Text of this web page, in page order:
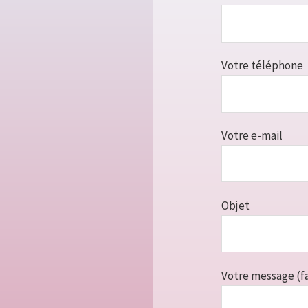
Votre téléphone
Votre e-mail
Objet
Votre message